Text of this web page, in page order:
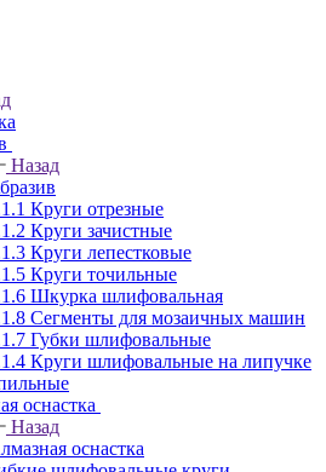
Назад
Круги отрезные
Круги зачистные
Круги лепестковые
Круги точильные
Шкурка шлифовальная
Сегменты для мозаичных машин
Губки шлифовальные
Круги шлифовальные на липучке
оснастка
Назад
оснастка